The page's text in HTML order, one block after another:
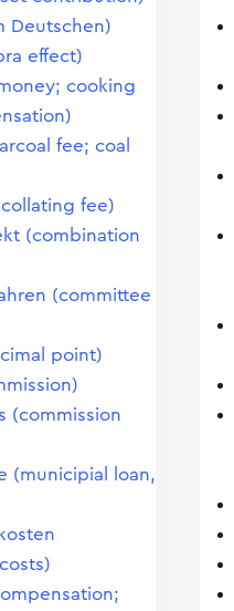
Deutschen)
effect)
cooking
fee; coal
fee)
(combination
(committee
point)
(commission
(municipial loan,